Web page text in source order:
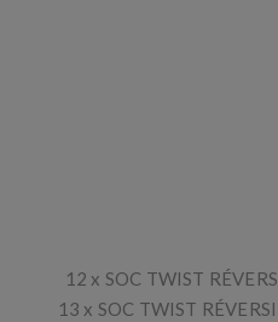
12 x SOC TWIST
13 x SOC TWIST